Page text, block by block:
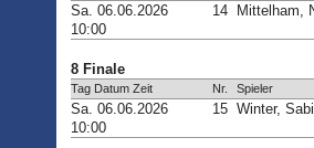
Sa. 06.06.2026
10:00
14 Mittelham,
8 Finale
Tag Datum Zeit Nr. Spieler
Sa. 06.06.2026
10:00
15 Winter,